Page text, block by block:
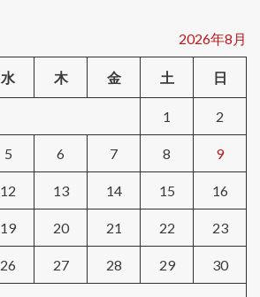
2026年8月
水 木 金 土 日
1 2
5 6 7 8 9
12 13 14 15 16
19 20 21 22 23
26 27 28 29 30